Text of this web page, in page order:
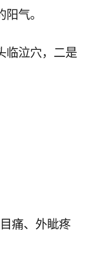
气。
临泣穴，二是
痛、外眦疼